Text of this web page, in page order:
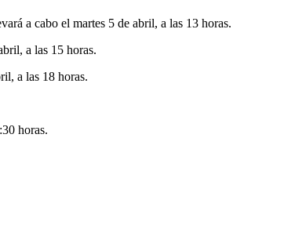
a cabo el martes 5 de abril, a las 13 horas.
a las 15 horas.
a las 18 horas.
horas.